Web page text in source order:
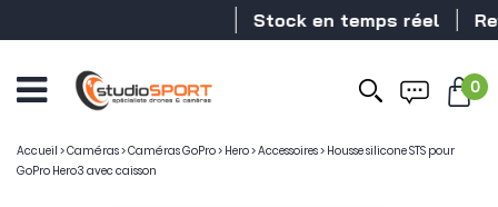
Stock en temps réel
0
Accueil >Caméras>Caméras GoPro> Hero>Accessoires> Housse silicone STS pour
GoPro Hero3 avec caisson